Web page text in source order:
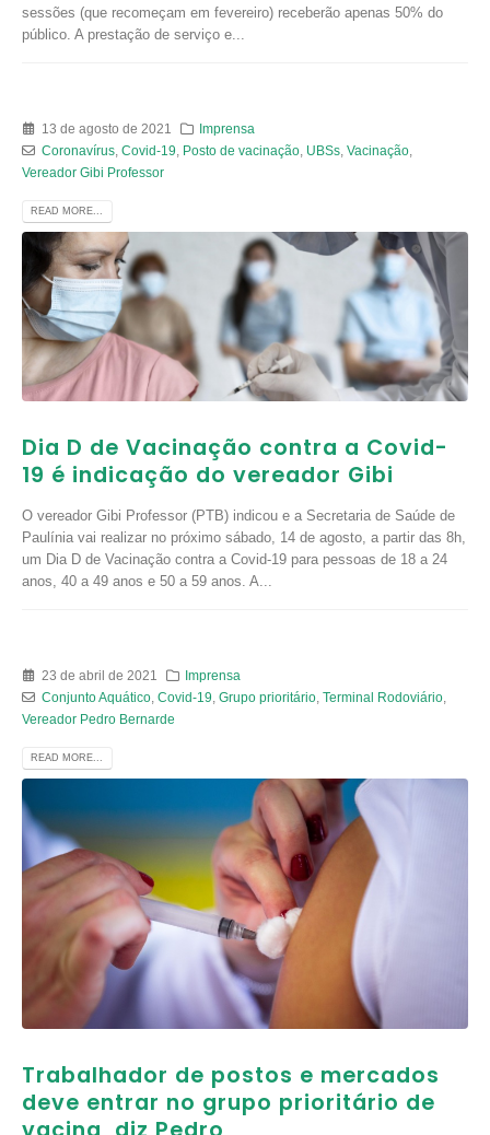
sessões (que recomeçam em fevereiro) receberão apenas 50% do
público. A prestação de serviço e...
13 de agosto de 2021
Imprensa
Coronavírus, Covid-19 Posto de vacinação, UBSs, Vacinação,
Vereador Gibi Professor
READ MORE...
Dia D de Vacinação contra a Covid-
19 é indicação do vereador Gibi
O vereador Gibi Professor (PTB) indicou e a Secretaria de Saúde de
Paulínia vai realizar no próximo sábado, 14 de agosto, a partir das 8h,
um Dia D de Vacinação contra a Covid-19 para pessoas de 18 a 24
anos, 40 a 49 anos e 50 a 59 anos. A...
23 de abril de 2021
Imprensa
Conjunto Aquático, Covid-19 Grupo prioritário, Terminal Rodoviário,
Vereador Pedro Bernarde
READ MORE...
Trabalhador de postos e mercados
deve entrar no grupo prioritário de